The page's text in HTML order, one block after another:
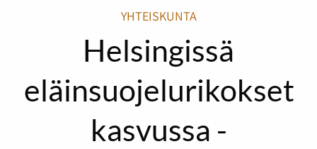
YHTEISKUNTA
Helsingissä
eläinsuojelurikokset
kasvussa -